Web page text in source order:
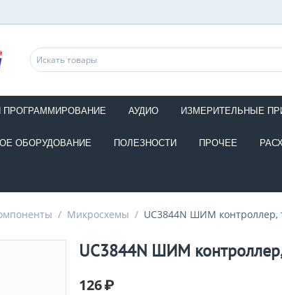
ПРОГРАММИРОВАНИЕ АУДИО ИЗМЕРИТЕЛЬНЫЕ
ОБОРУДОВАНИЕ ПОЛЕЗНОСТИ ПРОЧЕЕ
/ Микросхемы / UC3844N ШИМ контроллер,
UC3844N ШИМ
126₽